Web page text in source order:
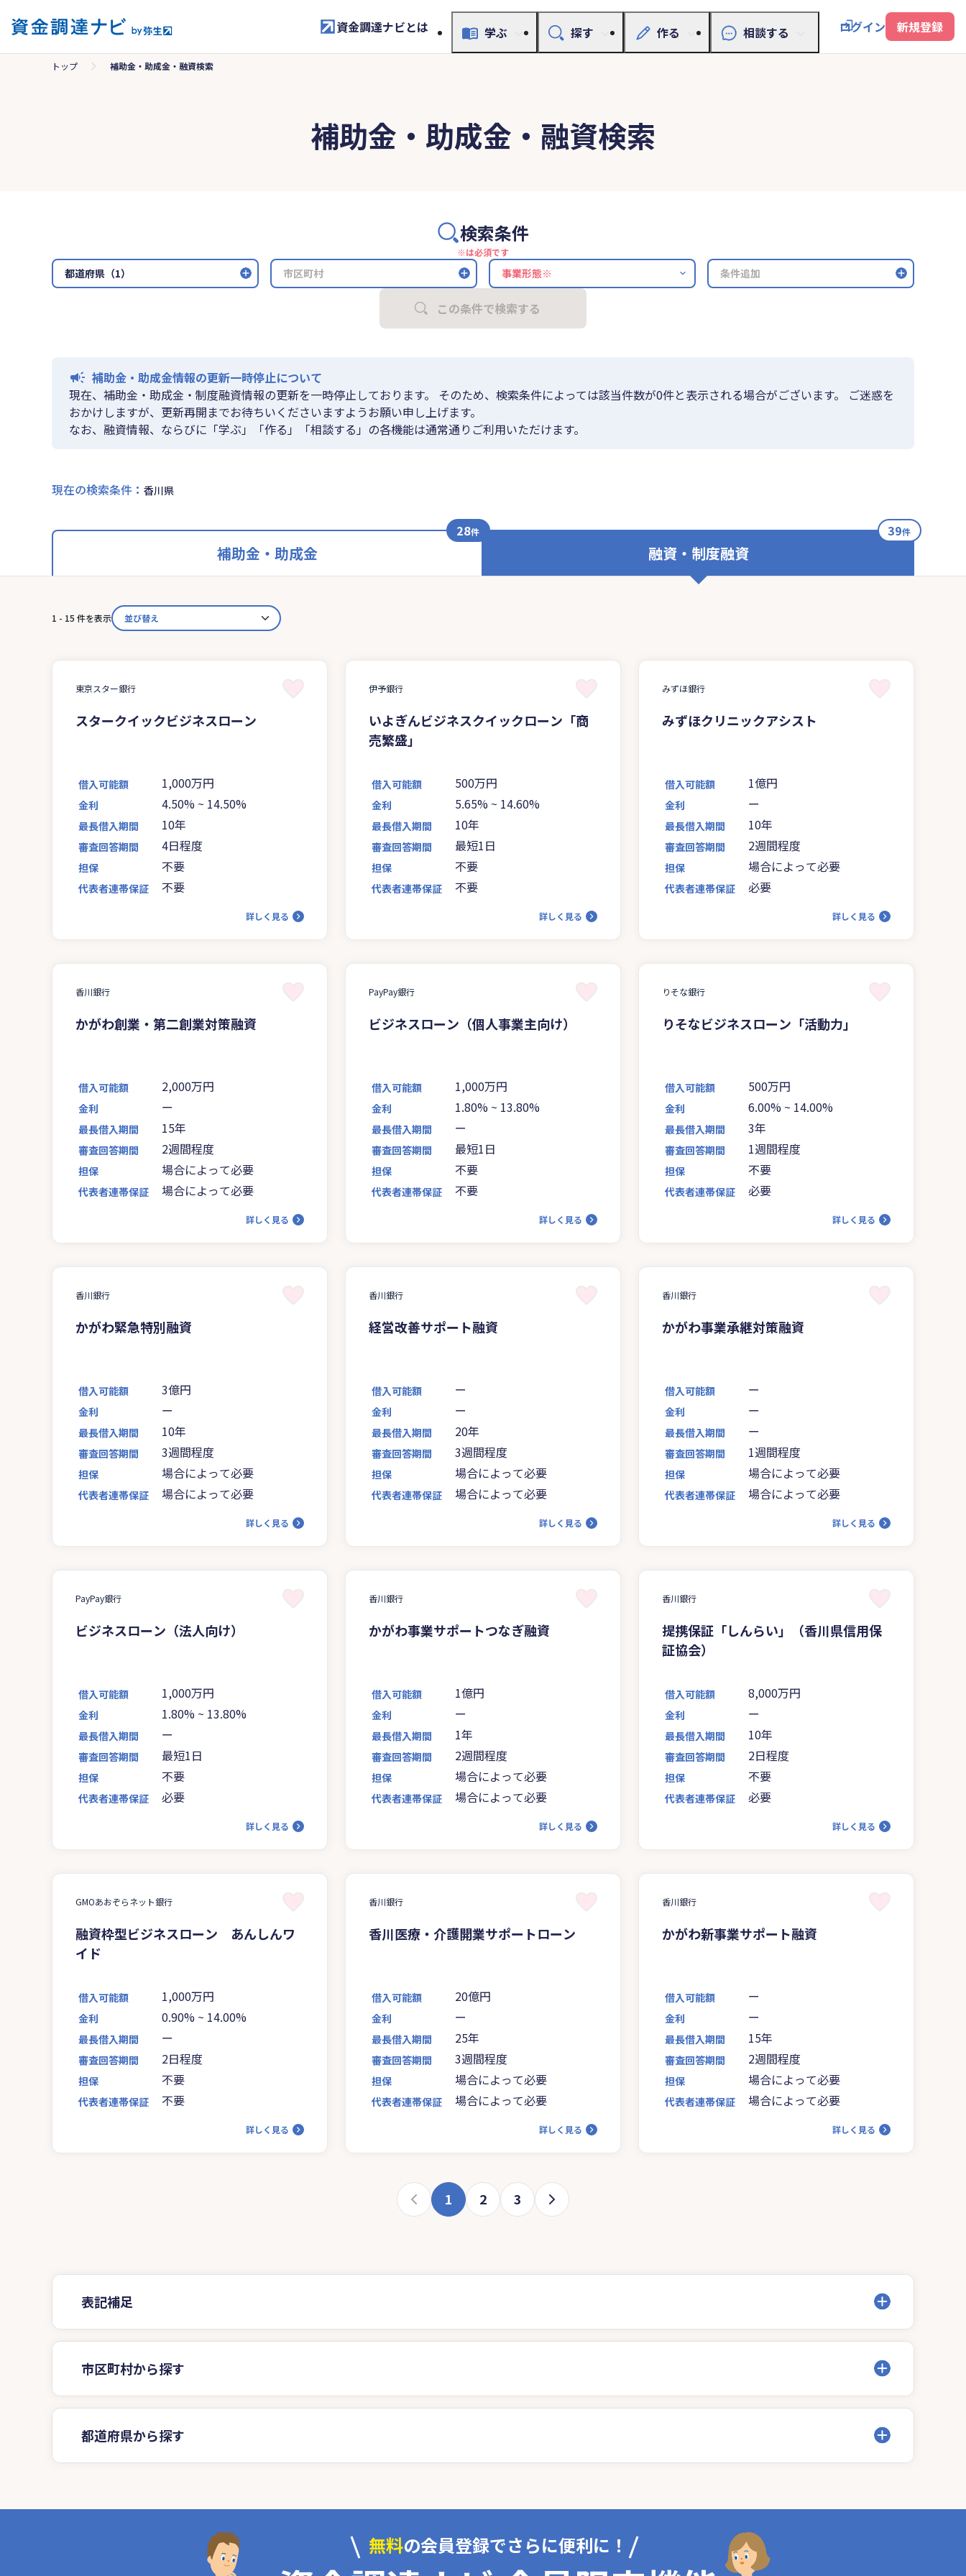
資金調達ナビとは 学ぶ 探す 作る 相談する ログイン 新規登録
トップ 補助金・助成金・融資検索
補助金・助成金・融資検索
検索条件
※は必須です
都道府県（1） 市区町村 条件追加
この条件で検索する
補助金・助成金情報の更新一時停止について
現在、補助金・助成金・制度融資情報の更新を一時停止しております。 そのため、検索条件によっては該当件数が0件と表示される場合がございます。 ご迷惑を
おかけしますが、更新再開までお待ちいくださいますようお願い申し上げます。
なお、融資情報、ならびに「学ぶ」「作る」「相談する」の各機能は通常通りご利用いただけます。
現在の検索条件 ： 香川県
補助金・助成金
28件
融資・制度融資
39件
1 - 15 件を表示
東京スター銀行
スタークイックビジネスローン
借入可能額 1,000万円
金利 4.50% ~ 14.50%
最長借入期間 10年
審査回答期間 4日程度
担保 不要
代表者連帯保証 不要
詳しく見る
伊予銀行
いよぎんビジネスクイックローン「商
売繁盛」
借入可能額 500万円
金利 5.65% ~ 14.60%
最長借入期間 10年
審査回答期間 最短1日
担保 不要
代表者連帯保証 不要
詳しく見る
みずほ銀行
みずほクリニックアシスト
借入可能額 1億円
金利 ー
最長借入期間 10年
審査回答期間 2週間程度
担保 場合によって必要
代表者連帯保証 必要
詳しく見る
香川銀行
かがわ創業・第二創業対策融資
借入可能額 2,000万円
金利 ー
最長借入期間 15年
審査回答期間 2週間程度
担保 場合によって必要
代表者連帯保証 場合によって必要
詳しく見る
PayPay銀行
ビジネスローン（個人事業主向け）
借入可能額 1,000万円
金利 1.80% ~ 13.80%
最長借入期間 ー
審査回答期間 最短1日
担保 不要
代表者連帯保証 不要
詳しく見る
りそな銀行
りそなビジネスローン「活動力」
借入可能額 500万円
金利 6.00% ~ 14.00%
最長借入期間 3年
審査回答期間 1週間程度
担保 不要
代表者連帯保証 必要
詳しく見る
香川銀行
かがわ緊急特別融資
借入可能額 3億円
金利 ー
最長借入期間 10年
審査回答期間 3週間程度
担保 場合によって必要
代表者連帯保証 場合によって必要
詳しく見る
香川銀行
経営改善サポート融資
借入可能額 ー
金利 ー
最長借入期間 20年
審査回答期間 3週間程度
担保 場合によって必要
代表者連帯保証 場合によって必要
詳しく見る
香川銀行
かがわ事業承継対策融資
借入可能額 ー
金利 ー
最長借入期間 ー
審査回答期間 1週間程度
担保 場合によって必要
代表者連帯保証 場合によって必要
詳しく見る
PayPay銀行
ビジネスローン（法人向け）
借入可能額 1,000万円
金利 1.80% ~ 13.80%
最長借入期間 ー
審査回答期間 最短1日
担保 不要
代表者連帯保証 必要
詳しく見る
香川銀行
かがわ事業サポートつなぎ融資
借入可能額 1億円
金利 ー
最長借入期間 1年
審査回答期間 2週間程度
担保 場合によって必要
代表者連帯保証 場合によって必要
詳しく見る
香川銀行
提携保証「しんらい」（香川県信用保
証協会）
借入可能額 8,000万円
金利 ー
最長借入期間 10年
審査回答期間 2日程度
担保 不要
代表者連帯保証 必要
詳しく見る
GMOあおぞらネット銀行
融資枠型ビジネスローン あんしんワ
イド
借入可能額 1,000万円
金利 0.90% ~ 14.00%
最長借入期間 ー
審査回答期間 2日程度
担保 不要
代表者連帯保証 不要
詳しく見る
香川銀行
香川医療・介護開業サポートローン
借入可能額 20億円
金利 ー
最長借入期間 25年
審査回答期間 3週間程度
担保 場合によって必要
代表者連帯保証 場合によって必要
詳しく見る
香川銀行
かがわ新事業サポート融資
借入可能額 ー
金利 ー
最長借入期間 15年
審査回答期間 2週間程度
担保 場合によって必要
代表者連帯保証 場合によって必要
詳しく見る
1 2 3
表記補足
市区町村から探す
都道府県から探す
無料の会員登録でさらに便利に！